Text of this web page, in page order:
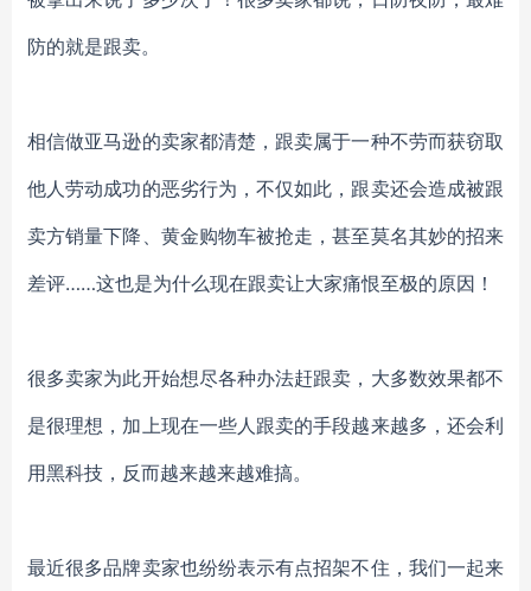
防的就是跟卖。
相信做亚马逊的卖家都清楚，跟卖属于一种不劳而获窃取
他人劳动成功的恶劣行为，不仅如此，跟卖还会造成被跟
卖方销量下降、黄金购物车被抢走，甚至莫名其妙的招来
差评……这也是为什么现在跟卖让大家痛恨至极的原因！
很多卖家为此开始想尽各种办法赶跟卖，大多数效果都不
是很理想，加上现在一些人跟卖的手段越来越多，还会利
用黑科技，反而越来越来越难搞。
最近很多品牌卖家也纷纷表示有点招架不住，我们一起来